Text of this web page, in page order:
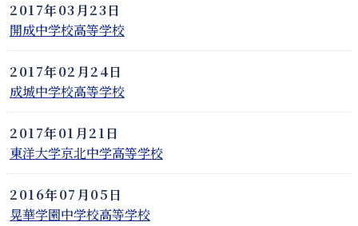
2017年03月23日
開成中学校高等学校
2017年02月24日
成城中学校高等学校
2017年01月21日
東洋大学京北中学高等学校
2016年07月05日
晃華学園中学校高等学校